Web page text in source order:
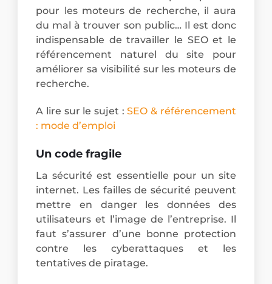
pour les moteurs de recherche, il aura
du mal à trouver son public… Il est donc
indispensable de travailler le SEO et le
référencement naturel du site pour
améliorer sa visibilité sur les moteurs de
recherche.
A lire sur le sujet :SEO & référencement
: mode d’emploi
Un code fragile
La sécurité est essentielle pour un site
internet. Les failles de sécurité peuvent
mettre en danger les données des
utilisateurs et l’image de l’entreprise. Il
faut s’assurer d’une bonne protection
contre les cyberattaques et les
tentatives de piratage.